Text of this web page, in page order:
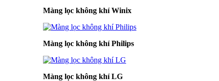
Màng lọc không khí Winix
Màng lọc không khí Philips
Màng lọc không khí LG